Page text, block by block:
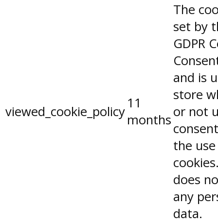
viewed_cookie_policy
11
months
The
set by
GDPR
and is
store
or not
the
does
any
data.